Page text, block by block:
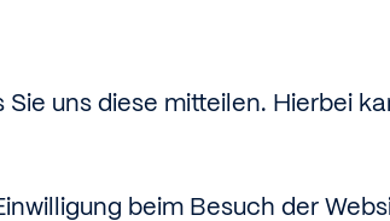
uns diese mitteilen. Hierbei
beim Besuch der